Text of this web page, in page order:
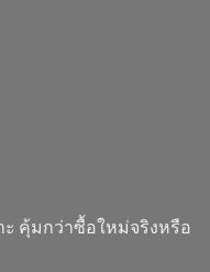
คุ้มกว่าซื้อใหม่จริงหรือ